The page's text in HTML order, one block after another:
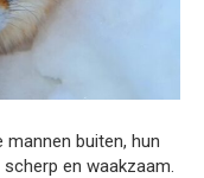
mannen buiten, hun
en waakzaam.